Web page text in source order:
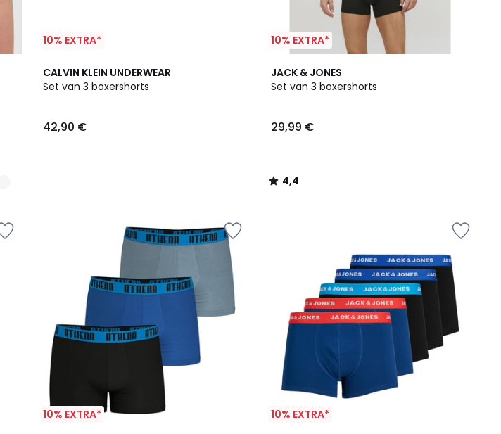
10% EXTRA*
CALVIN KLEIN UNDERWEAR
Set van 3 boxershorts
42,90 €
10% EXTRA*
JACK & JONES
Set van 3 boxershorts
29,99 €
4,4
/ 5
4,4
/
10% EXTRA* 10% EXTRA*